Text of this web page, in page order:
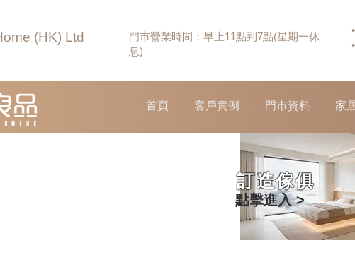
(HK) Ltd
門市營業時間：早上11點到7點(星期一休
息)
首頁 客戶實例 門市資料 家
訂造傢俱
點擊進入 >